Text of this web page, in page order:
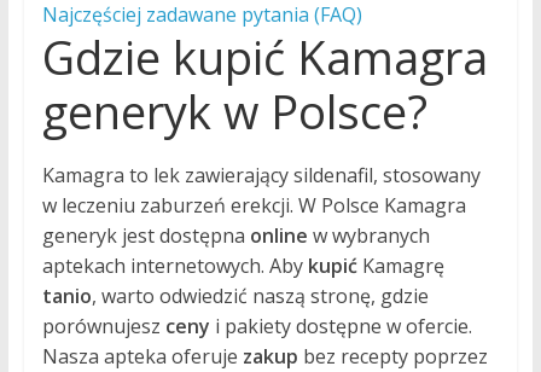
Najczęściej zadawane pytania (FAQ)
Gdzie kupić Kamagra
generyk w Polsce?
Kamagra to lek zawierający sildenafil, stosowany
w leczeniu zaburzeń erekcji. W Polsce Kamagra
generyk jest dostępna online w wybranych
aptekach internetowych. Aby kupićKamagrę
tanio, warto odwiedzić naszą stronę, gdzie
porównujesz ceny i pakiety dostępne w ofercie.
Nasza apteka oferuje zakup bez recepty poprzez